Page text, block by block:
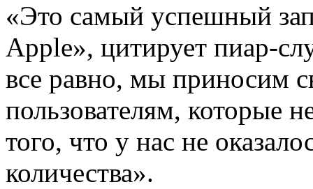
«Это самый успешный
Apple», цитирует пиар-
все равно, мы приносим
пользователям, которые
того, что у нас не
количества».